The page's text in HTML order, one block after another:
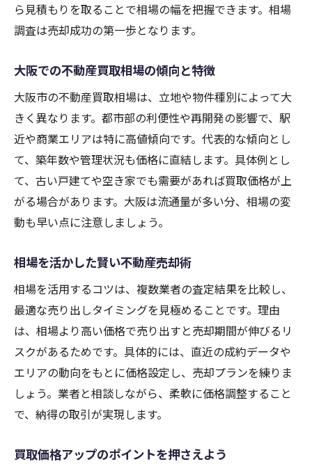
ら見積もりを取ることで相場の幅を把握できます。相場
調査は売却成功の第一歩となります。
大阪での不動産買取相場の傾向と特徴
大阪市の不動産買取相場は、立地や物件種別によって大
きく異なります。都市部の利便性や再開発の影響で、駅
近や商業エリアは特に高値傾向です。代表的な傾向とし
て、築年数や管理状況も価格に直結します。具体例とし
て、古い戸建てや空き家でも需要があれば買取価格が上
がる場合があります。大阪は流通量が多い分、相場の変
動も早い点に注意しましょう。
相場を活かした賢い不動産売却術
相場を活用するコツは、複数業者の査定結果を比較し、
最適な売り出しタイミングを見極めることです。理由
は、相場より高い価格で売り出すと売却期間が伸びるリ
スクがあるためです。具体的には、直近の成約データや
エリアの動向をもとに価格設定し、売却プランを練りま
しょう。業者と相談しながら、柔軟に価格調整すること
で、納得の取引が実現します。
買取価格アップのポイントを押さえよう